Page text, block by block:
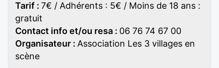
Tarif : 7€ / Adhérents : 5€ / Moins de 18 ans :
gratuit
Contact info et/ou resa : 06 76 74 67 00
Organisateur : Association Les 3 villages en
scène